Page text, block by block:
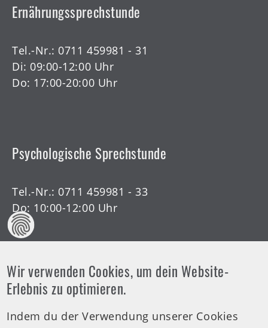
Ernährungssprechstunde
Tel.-Nr.: 0711 459981 - 31
Di: 09:00-12:00 Uhr
Do: 17:00-20:00 Uhr
Psychologische Sprechstunde
Tel.-Nr.: 0711 459981 - 33
Do: 10:00-12:00 Uhr
Offene Arztsprechstunde
Tel.-Nr.: 0711 459981 - 30
Wir verwenden Cookies, um dein Website-
Erlebnis zu optimieren.
Indem du der Verwendung unserer Cookies